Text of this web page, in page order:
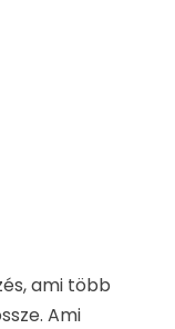
ami több
Ami